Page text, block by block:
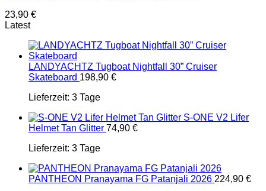
23,90 €
Latest
LANDYACHTZ Tugboat Nightfall 30” Cruiser
Skateboard 198,90 €
Lieferzeit: 3 Tage
S-ONE V2 Lifer
Helmet Tan Glitter 74,90 €
Lieferzeit: 3 Tage
PANTHEON Pranayama FG Patanjali 2026 224,90 €